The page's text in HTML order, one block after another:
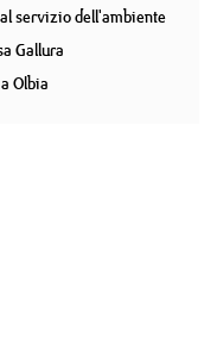
servizio dell'ambiente
Gallura
Olbia